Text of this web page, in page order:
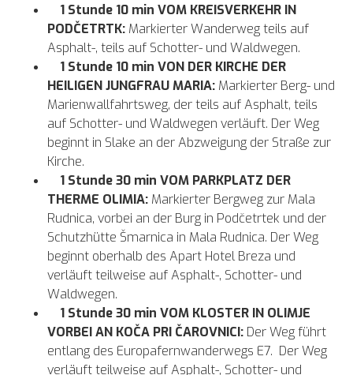
1 Stunde 10 min VOM KREISVERKEHR IN
PODČETRTK: Markierter Wanderweg teils auf
Asphalt-, teils auf Schotter- und Waldwegen.
1 Stunde 10 min VON DER KIRCHE DER
HEILIGEN JUNGFRAU MARIA: Markierter Berg- und
Marienwallfahrtsweg, der teils auf Asphalt, teils
auf Schotter- und Waldwegen verläuft. Der Weg
beginnt in Slake an der Abzweigung der Straße zur
Kirche.
1 Stunde 30 min VOM PARKPLATZ DER
THERME OLIMIA: Markierter Bergweg zur Mala
Rudnica, vorbei an der Burg in Podčetrtek und der
Schutzhütte Šmarnica in Mala Rudnica. Der Weg
beginnt oberhalb des Apart Hotel Breza und
verläuft teilweise auf Asphalt-, Schotter- und
Waldwegen.
1 Stunde 30 min VOM KLOSTER IN OLIMJE
VORBEI AN KOČA PRI ČAROVNICI: Der Weg führt
entlang des Europafernwanderwegs E7. Der Weg
verläuft teilweise auf Asphalt-, Schotter- und